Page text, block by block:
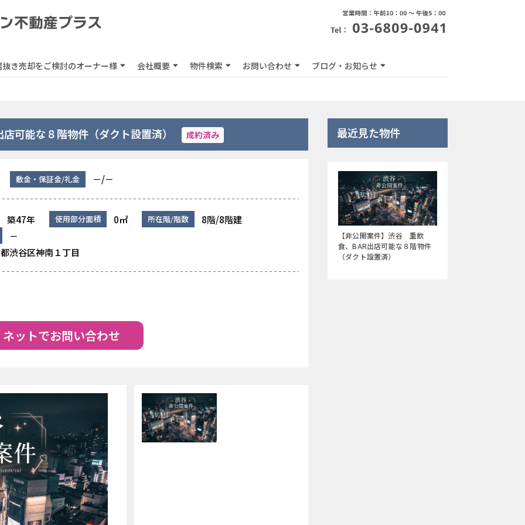
抜き売却をご検討のオーナー様 会社概要 物件検索 お問い合わせ ブログ・お知らせ
可能な８階物件（ダクト設置済） 成約済み
敷金・保証金/礼金 －/－
築47年 使用部分面積 0㎡ 所在階/階数
8階/8階建
－
渋谷区神南１丁目
ネットでお問い合わせ
最近見た物件
【非公開案件】渋谷 重飲
食、BAR出店可能な８階物件
（ダクト設置済）